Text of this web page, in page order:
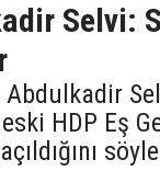
Selvi:
HDP Eş